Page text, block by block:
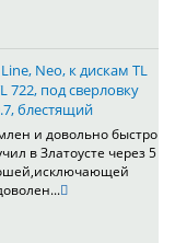
Neo, к дискам TL
722, под сверловку
блестящий
и довольно быстро
в Златоусте через 5